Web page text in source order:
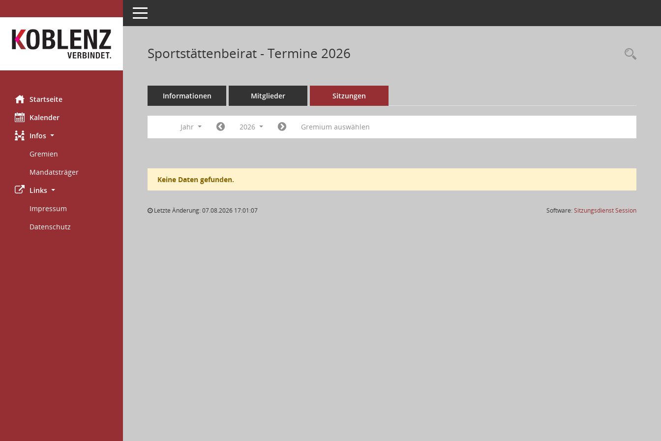
Startseite
Kalender
Infos
Gremien
Mandatsträger
Links
Impressum
Datenschutz
Toggle navigation
Sportstättenbeirat - Termine 2026
Informationen Mitglieder Sitzungen
Jahr 2026 Gremium auswählen
Keine Daten gefunden.
Letzte Änderung: 07.08.2026 17:01:07 Software:SitzungsdienstSession(Wird in